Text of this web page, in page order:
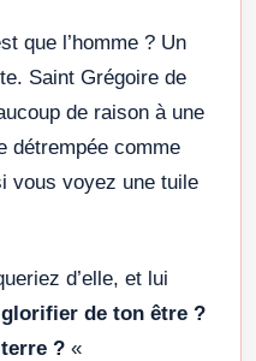
que l’homme ? Un
Saint Grégoire de
de raison à une
détrempée comme
vous voyez une tuile
d’elle, et lui
de ton être ?
terre ? «